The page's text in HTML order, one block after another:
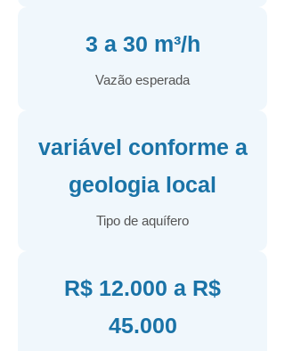
3 a 30 m³/h
Vazão esperada
variável conforme a
geologia local
Tipo de aquífero
R$ 12.000 a R$
45.000